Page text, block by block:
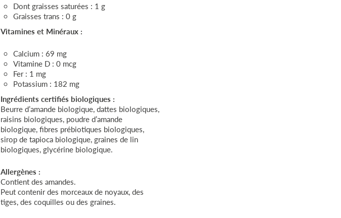
Dont graisses saturées : 1 g
Graisses trans : 0 g
Vitamines et Minéraux :
Calcium : 69 mg
Vitamine D : 0 mcg
Fer : 1 mg
Potassium : 182 mg
Ingrédients certifiés biologiques :
Beurre d’amande biologique, dattes biologiques,
raisins biologiques, poudre d’amande
biologique, fibres prébiotiques biologiques,
sirop de tapioca biologique, graines de lin
biologiques, glycérine biologique.
Allergènes :
Contient des amandes.
Peut contenir des morceaux de noyaux, des
tiges, des coquilles ou des graines.